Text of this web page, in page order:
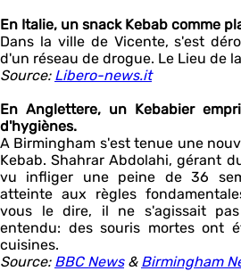
En Italie, un snack Kebab comme
Dans la ville de Vicente, s'est
d'un réseau de drogue. Le Lieu de
Source: Libero-news.it
En Anglettere, un Kebabier
d'hygiènes.
A Birmingham s'est tenue une
Kebab. Shahrar Abdolahi, gérant
vu infliger une peine de 36
atteinte aux règles
vous le dire, il ne s'agissait
entendu: des souris mortes ont
cuisines.
Source: BBC News& Birmingham